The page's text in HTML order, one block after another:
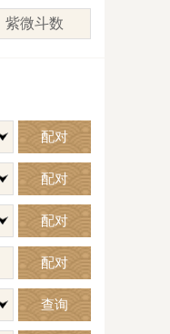
紫微斗数
配对
配对
配对
配对
查询